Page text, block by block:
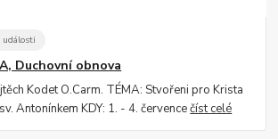
události
Duchovní obnova
Kodet O.Carm. TÉMA: Stvořeni pro Krista
Antonínkem KDY: 1. - 4. červencečíst celé